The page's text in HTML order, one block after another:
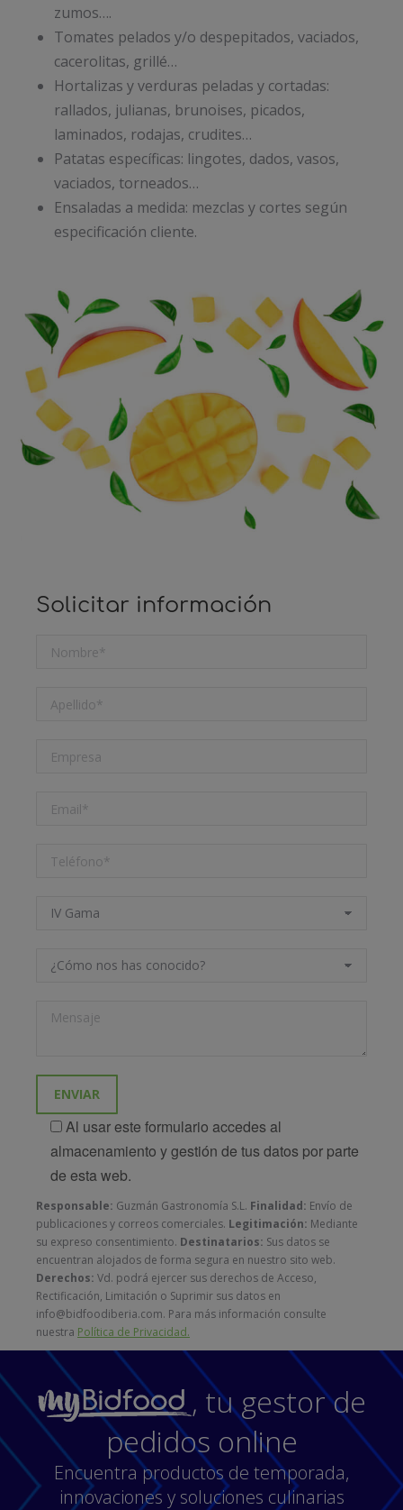
zumos….
Tomates pelados y/o despepitados, vaciados,
cacerolitas, grillé…
Hortalizas y verduras peladas y cortadas:
rallados, julianas, brunoises, picados,
laminados, rodajas, crudites…
Patatas específicas: lingotes, dados, vasos,
vaciados, torneados…
Ensaladas a medida: mezclas y cortes según
especificación cliente.
Solicitar información
Al usar este formulario accedes al
almacenamiento y gestión de tus datos por parte
de esta web.
Responsable: Guzmán Gastronomía S.L. Finalidad: Envío de
publicaciones y correos comerciales. Legitimación: Mediante
su expreso consentimiento. Destinatarios: Sus datos se
encuentran alojados de forma segura en nuestro sito web.
Derechos: Vd. podrá ejercer sus derechos de Acceso,
Rectificación, Limitación o Suprimir sus datos en
info@bidfoodiberia.com. Para más información consulte
nuestra Política de Privacidad.
, tu gestor de
pedidos online
Encuentra productos de temporada,
innovaciones y soluciones culinarias